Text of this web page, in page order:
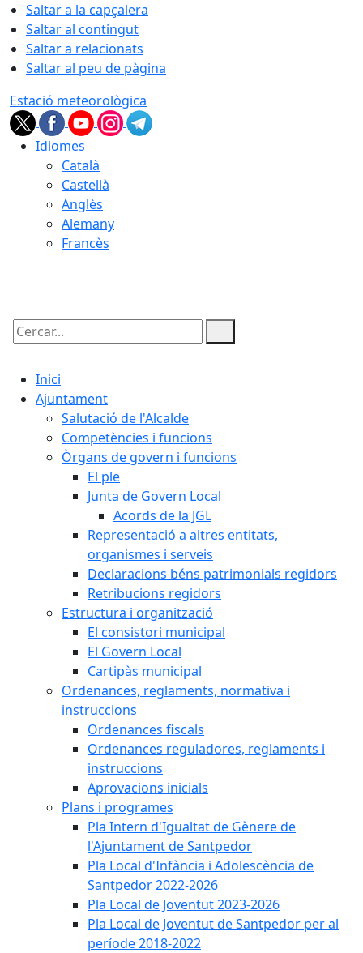
Saltar a la capçalera
Saltar al contingut
Saltar a relacionats
Saltar al peu de pàgina
Estació meteorològica
Idiomes
Català
Castellà
Anglès
Alemany
Francès
Cercar:
Inici
Ajuntament
Salutació de l'Alcalde
Competències i funcions
Òrgans de govern i funcions
El ple
Junta de Govern Local
Acords de la JGL
Representació a altres entitats,
organismes i serveis
Declaracions béns patrimonials regidors
Retribucions regidors
Estructura i organització
El consistori municipal
El Govern Local
Cartipàs municipal
Ordenances, reglaments, normativa i
instruccions
Ordenances fiscals
Ordenances reguladores, reglaments i
instruccions
Aprovacions inicials
Plans i programes
Pla Intern d'Igualtat de Gènere de
l'Ajuntament de Santpedor
Pla Local d'Infància i Adolescència de
Santpedor 2022-2026
Pla Local de Joventut 2023-2026
Pla Local de Joventut de Santpedor per al
període 2018-2022